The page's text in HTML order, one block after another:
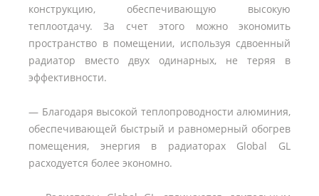
конструкцию, обеспечивающую высокую
теплоотдачу. За счет этого можно экономить
пространство в помещении, используя сдвоенный
радиатор вместо двух одинарных, не теряя в
эффективности.
— Благодаря высокой теплопроводности алюминия,
обеспечивающей быстрый и равномерный обогрев
помещения, энергия в радиаторах Global GL
расходуется более экономно.